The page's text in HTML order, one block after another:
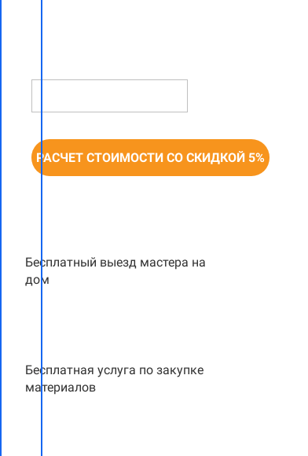
РАСЧЕТ СТОИМОСТИ СО СКИДКОЙ 5%
Бесплатный выезд мастера на
дом
Бесплатная услуга по закупке
материалов